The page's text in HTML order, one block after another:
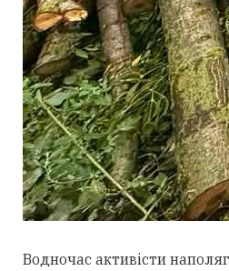
Водночас активісти